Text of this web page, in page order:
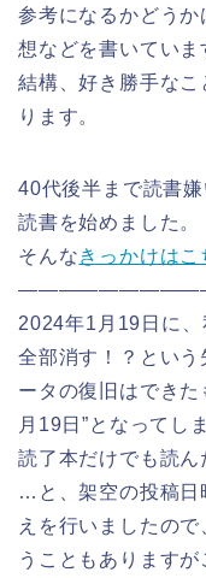
参考になるかどう
想などを書いていま
結構、好き勝手な
ります。
40代後半まで読書
読書を始めました。
そんなきっかけはこ
2024年1月19日に
全部消す！？とい
ータの復旧はでき
月19日”となってし
読了本だけでも読ん
…と、架空の投稿日
えを行いましたの
うこともありますが